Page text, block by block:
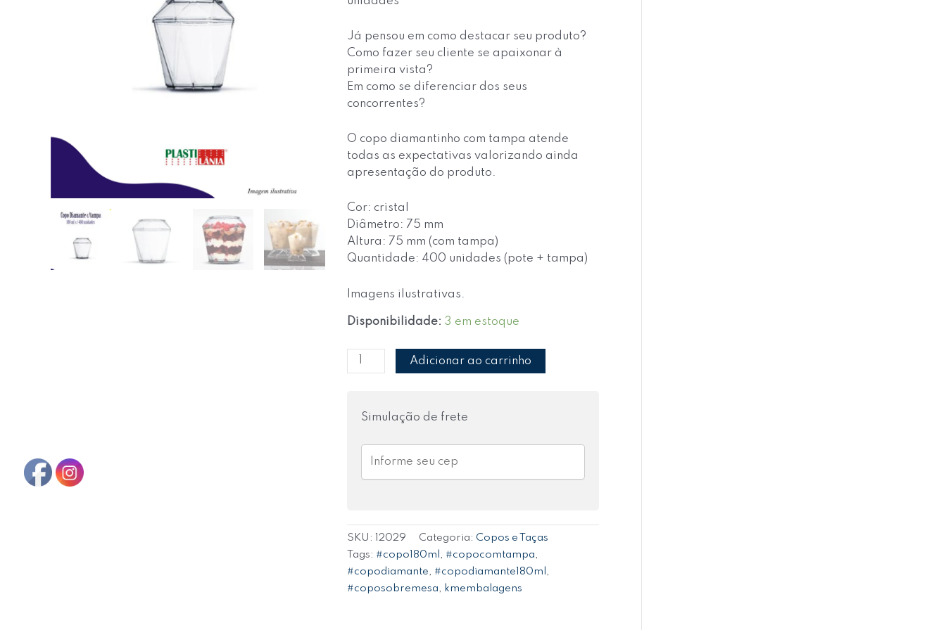
Já pensou em como destacar seu produto?
Como fazer seu cliente se apaixonar à
primeira vista?
Em como se diferenciar dos seus
concorrentes?
O copo diamantinho com tampa atende
todas as expectativas valorizando ainda
apresentação do produto.
Cor: cristal
Diâmetro: 75 mm
Altura: 75 mm (com tampa)
Quantidade: 400 unidades (pote + tampa)
Imagens ilustrativas.
Disponibilidade: 3 em estoque
Adicionar ao carrinho
Simulação de frete
SKU: 12029 Categoria: Copos e Taças
Tags: #copo180ml, #copocomtampa,
#copodiamante, #copodiamante180ml,
#coposobremesa, kmembalagens